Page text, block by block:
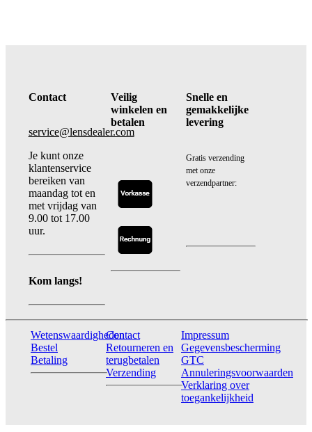
Contact
service@lensdealer.com
Je kunt onze
klantenservice
bereiken van
maandag tot en
met vrijdag van
9.00 tot 17.00
uur.
Kom langs!
Veilig
winkelen en
betalen
Snelle en
gemakkelijke
levering
Gratis verzending
met onze
verzendpartner:
Wetenswaardigheden
Bestel
Betaling
Contact
Retourneren en
terugbetalen
Verzending
Impressum
Gegevensbescherming
GTC
Annuleringsvoorwaarden
Verklaring over
toegankelijkheid